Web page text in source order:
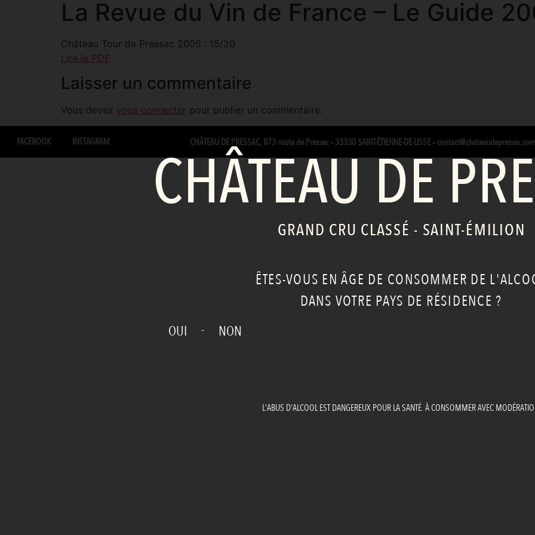
La Revue du Vin de France – Le Guide
Château Tour de Pressac 2005 : 15/20
Lire le PDF
Laisser un commentaire
Vous devez vous connecter pour publier un commentaire.
FACEBOOK INSTAGRAM CHÂTEAU DE PRESSAC, 873 route de Pressac – 33330 SAINT-ÉTIENNE-DE-LISSE–contact@chateaudepressac.com
CHÂTEAU DE
GRAND CRU CLASSÉ - SAINT-ÉMILION
ÊTES-VOUS EN ÂGE DE CONSOMMER DE
DANS VOTRE PAYS DE RÉSIDENCE ?
OUI - NON
L'ABUS D'ALCOOL EST DANGEREUX POUR LA SANTÉ. À CONSOMMER AVEC